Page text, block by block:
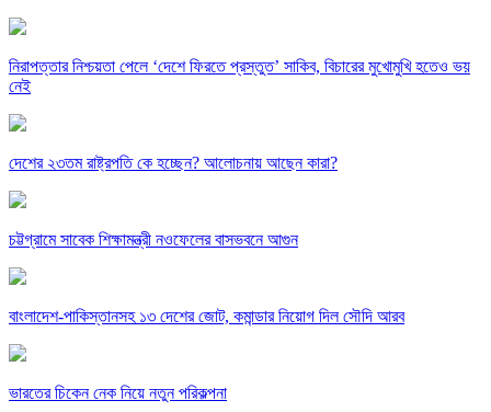
নিরাপত্তার নিশ্চয়তা পেলে ‘দেশে ফিরতে প্রস্তুত’ সাকিব, বিচারের মুখোমুখি হতেও ভয়
নেই
দেশের ২৩তম রাষ্ট্রপতি কে হচ্ছেন? আলোচনায় আছেন কারা?
চট্টগ্রামে সাবেক শিক্ষামন্ত্রী নওফেলের বাসভবনে আগুন
বাংলাদেশ-পাকিস্তানসহ ১৩ দেশের জোট, কমান্ডার নিয়োগ দিল সৌদি আরব
ভারতের চিকেন নেক নিয়ে নতুন পরিকল্পনা